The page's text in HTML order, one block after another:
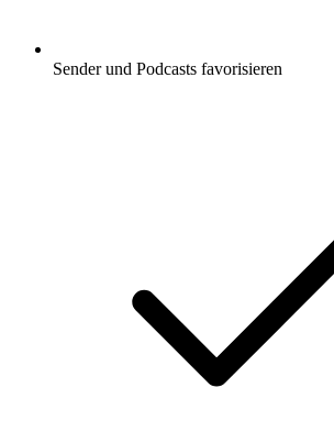
Sender und Podcasts favorisieren